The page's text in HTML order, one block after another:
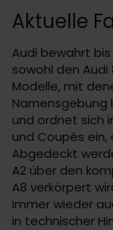
Aktuelle
Audi bewahrt
sowohl den Audi
Modelle, mit
und ordnet sich
und Coupés ein,
Abgedeckt
A2 über den
A8 verkörpert
immer wieder
in technischer